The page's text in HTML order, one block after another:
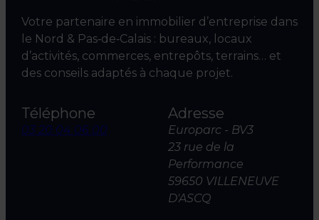
Votre partenaire en immobilier d’entreprise dans
le Nord & Pas‑de‑Calais : bureaux, locaux
d’activités, commerces, entrepôts, terrains… et
des conseils adaptés à chaque projet.
Téléphone
03 20 04 06 00
Adresse
Europarc - BV3
23 rue de la
Performance
59650 VILLENEUVE
D'ASCQ